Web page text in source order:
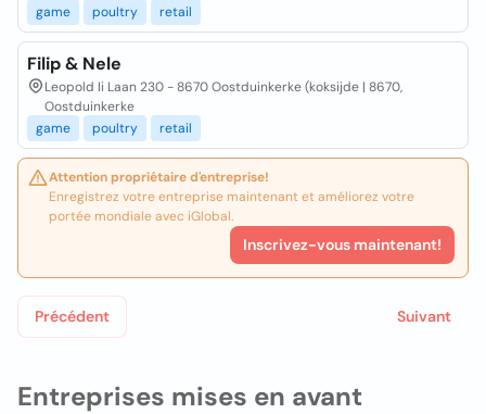
Entreprises mises en avant
game
poultry retail
Filip & Nele
Leopold Ii Laan 230 - 8670 Oostduinkerke (koksijde | 8670,
Oostduinkerke
game
poultry retail
Attention propriétaire d'entreprise!
Enregistrez votre entreprise maintenant et améliorez votre
portée mondiale avec iGlobal.
Inscrivez-vous maintenant!
Précédent Suivant